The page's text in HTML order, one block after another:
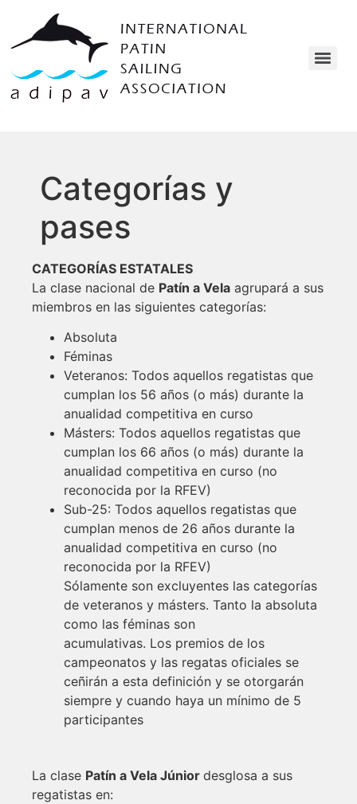
Categorías y
pases
CATEGORÍAS ESTATALES
La clase nacional de Patín a Vela agrupará a sus
miembros en las siguientes categorías:
Absoluta
Féminas
Veteranos: Todos aquellos regatistas que
cumplan los 56 años (o más) durante la
anualidad competitiva en curso
Másters: Todos aquellos regatistas que
cumplan los 66 años (o más) durante la
anualidad competitiva en curso (no
reconocida por la RFEV)
Sub-25: Todos aquellos regatistas que
cumplan menos de 26 años durante la
anualidad competitiva en curso (no
reconocida por la RFEV)
Sólamente son excluyentes las categorías
de veteranos y másters. Tanto la absoluta
como las féminas son
acumulativas. Los premios de los
campeonatos y las regatas oficiales se
ceñirán a esta definición y se otorgarán
siempre y cuando haya un mínimo de 5
participantes
La clase Patín a Vela Júnior desglosa a sus
regatistas en: